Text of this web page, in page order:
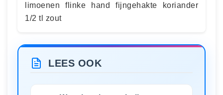
limoenen flinke hand fijngehakte koriander
1/2 tl zout
LEES OOK